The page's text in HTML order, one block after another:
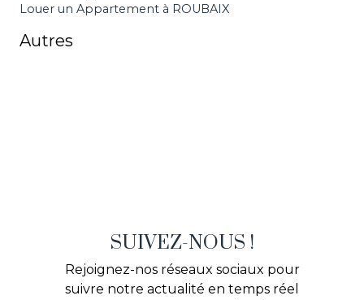
Louer un Appartement à ROUBAIX
Autres
SUIVEZ-NOUS !
Rejoignez-nos réseaux sociaux pour
suivre notre actualité en temps réel